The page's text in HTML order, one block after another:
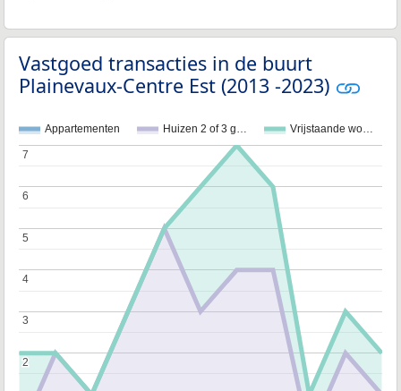
Vastgoed transacties in de buurt
Plainevaux-Centre Est (2013 -2023)
Appartementen Huizen 2 of 3 g… Vrijstaande wo…
2
2
3
3
4
4
5
5
6
6
7
7